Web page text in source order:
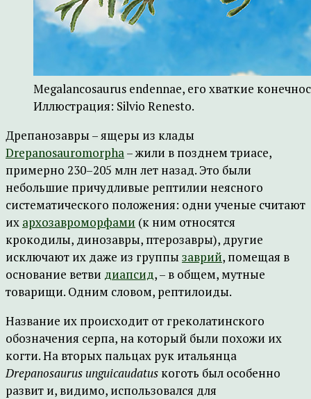
Megalancosaurus endennae, его хваткие
Иллюстрация: Silvio Renesto.
Дрепанозавры – ящеры из клады
Drepanosauromorpha– жили в позднем триасе,
примерно 230–205 млн лет назад. Это были
небольшие причудливые рептилии неясного
систематического положения: одни ученые считают
их архозавроморфами (к ним относятся
крокодилы, динозавры, птерозавры), другие
исключают их даже из группы заврий, помещая в
основание ветви диапсид, – в общем, мутные
товарищи. Одним словом, рептилоиды.
Название их происходит от греколатинского
обозначения серпа, на который были похожи их
когти. На вторых пальцах рук итальянца
Drepanosaurus unguicaudatus коготь был особенно
развит и, видимо, использовался для